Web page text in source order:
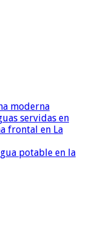
moderna
servidas en
frontal en La
potable en la